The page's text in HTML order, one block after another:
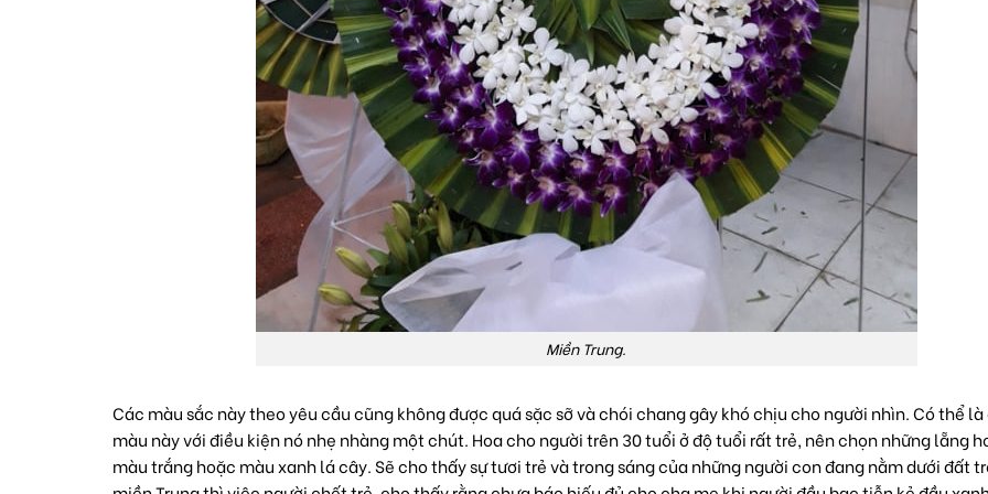
Miền Trung.
Các màu sắc này theo yêu cầu cũng không được quá sặc sỡ và chói chang gây khó chịu cho người nhìn. Có thể
màu này với điều kiện nó nhẹ nhàng một chút. Hoa cho người trên 30 tuổi ở độ tuổi rất trẻ, nên chọn những lẵng
màu trắng hoặc màu xanh lá cây. Sẽ cho thấy sự tươi trẻ và trong sáng của những người con đang nằm dưới đất